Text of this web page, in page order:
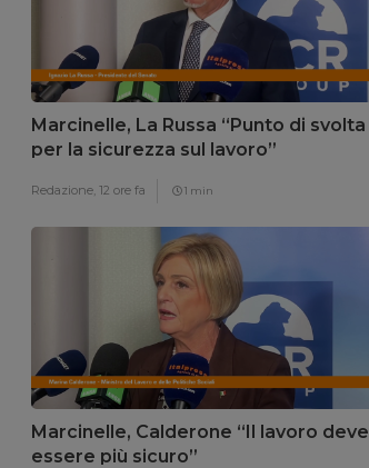
Marcinelle, La Russa “Punto di svolta
per la sicurezza sul lavoro”
Redazione, 12 ore fa 1 min
Marcinelle, Calderone “Il lavoro deve
essere più sicuro”